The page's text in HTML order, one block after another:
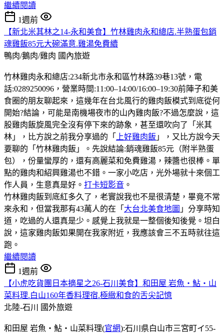
繼續閱讀
1週前
【新北米其林之14-永和美食】竹林雞肉永和總店.半熟蛋包銷
魂雞飯85元大碗滿意.雞湯免費續
鴨肉/鵝肉/雞肉 國內旅遊
竹林雞肉永和總店:234新北市永和區竹林路39巷13號，電
話:0289250096，營業時間:11:00–14:00/16:00–19:30前陣子和美
食圈的朋友聊起來，這幾年在台北風行的雞肉飯模式到底從何
開始?結論，可能是南機場夜市的山內雞肉飯?不過怎麼說，這
股雞肉飯旋風完全沒有停下來的跡象，甚至還吹向了「米其
林」，比方說之前我分享過的「
上好雞肉飯 」，又比方說今天
要聊的「竹林雞肉飯」。先說結論:銷魂雞飯85元（附半熟蛋
包），份量蠻厚的，還有高麗菜和免費雞湯，辣醬也很棒。單
點的雞肉和紹興雞湯也不錯。一家小吃店，光外場就十來個工
作人員，生意真是好。 打卡短影音 。
竹林雞肉飯到底紅多久了，老實說我也不是很清楚，畢竟不常
來永和，但當我那有43萬人的在「 大台北美食地圖 」分享時知
道，吃過的人還真是少。感覺上我就是一整個後知後覺。坦白
說，這家雞肉飯如果開在我家附近，我應該會三不五時就往這
跑。
繼續閱讀
1週前
【小虎吃貨團日本摘星之26-石川美食】和田屋 岩魚・鮎・山
菜料理.白山160年香料理宿.極緻和食的舌尖記憶
北陸-石川
國外旅遊
和田屋 岩魚・鮎・山菜料理(官網):石川県白山市三宮町イ55-